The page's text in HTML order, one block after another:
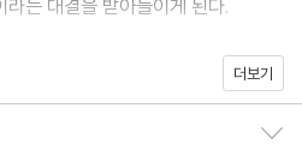
는 대결을 받아들이게 된다.
’를 요구하는 시대에, 흔들리면서도
게 드러나는 순간들. 누구나 언젠가
더보기